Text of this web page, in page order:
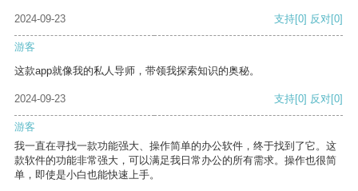
2024-09-23 支持[0] 反对[0]
游客
这款app就像我的私人导师，带领我探索知识的奥秘。
2024-09-23 支持[0] 反对[0]
游客
我一直在寻找一款功能强大、操作简单的办公软件，终于找到了它。这
款软件的功能非常强大，可以满足我日常办公的所有需求。操作也很简
单，即使是小白也能快速上手。